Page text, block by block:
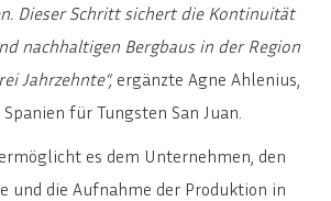
Dieser Schritt sichert die Kontinuität
nachhaltigen Bergbaus in der Region
Jahrzehnte“, ergänzte Agne Ahlenius,
für Tungsten San Juan.
es dem Unternehmen, den
und die Aufnahme der Produktion in